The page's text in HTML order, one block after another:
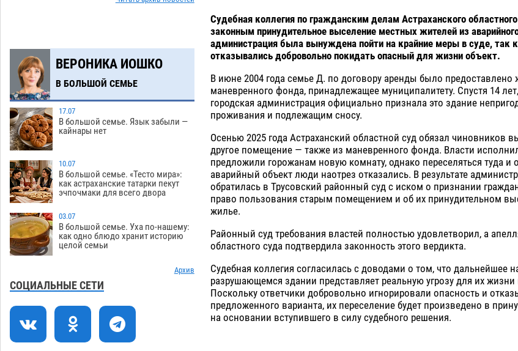
древнюю помойку
11:58
В Астрахани подросток угнал
мотоцикл и похитил чужие мобильник
с банковскими картами
07.08 354
11:20
Астраханцев ждут на парковом газоне
с призами и эрмитажными котами
10:43
Астраханский суд встал на сторону
МЧС в споре за возврат униформы
07.08
10:02
На Всероссийской Спартакиаде
астраханские гандболисты уступили
казанским «драконам»
Краснодарской в Астрахани
08:47
Астраханский суд оценил четыре удара
по голове полицейского в сто тысяч
рублей
ВЕРОНИКА ИОШКО
В БОЛЬШОЙ СЕМЬЕ
17.07
В большой семье. Язык забыли —
кайнары нет
10.07
В большой семье. «Тесто мира»:
как астраханские татарки пекут
эчпочмаки для всего двора
03.07
В большой семье. Уха по-нашему:
как одно блюдо хранит историю
целой семьи
Архив
СОЦИАЛЬНЫЕ СЕТИ
Судебная коллегия по гражданским делам Астраханского
законным принудительное выселение местных жителей из
администрация была вынуждена пойти на крайние меры в суде, так
отказывались добровольно покидать опасный для жизни объект.
В июне 2004 года семье Д. по договору аренды было предоставлено
маневренного фонда, принадлежащее муниципалитету. Спустя 14
городская администрация официально признала это здание
проживания и подлежащим сносу.
Осенью 2025 года Астраханский областной суд обязал чиновников
другое помещение — также из маневренного фонда. Власти
предложили горожанам новую комнату, однако переселяться туда и
аварийный объект люди наотрез отказались. В результате
обратилась в Трусовский районный суд с иском о признании
право пользования старым помещением и об их принудительном
жилье.
Районный суд требования властей полностью удовлетворил, а
областного суда подтвердила законность этого вердикта.
Судебная коллегия согласилась с доводами о том, что дальнейшее
разрушающемся здании представляет реальную угрозу для их жизни
Поскольку ответчики добровольно игнорировали опасность и
предложенного варианта, их переселение будет произведено в
на основании вступившего в силу судебного решения.